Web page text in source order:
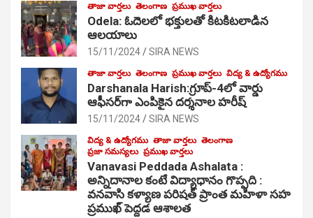
తాజా వార్తలు తెలంగాణ ప్రముఖ వార్తలు
Odela: ఓదెల‌లో భక్తులతో కిటకిటలాడిన
ఆల‌యాలు
15/11/2024 SIRA NEWS
తాజా వార్తలు తెలంగాణ ప్రముఖ వార్తలు విద్య & ఉద్యోగము
Darshanala Harish:గ్రూప్-4లో వార్డు
ఆఫీసర్‌గా ఎంపికైన దర్శనాల హరీష్
15/11/2024 SIRA NEWS
విద్య & ఉద్యోగము తాజా వార్తలు తెలంగాణ
ప్రజా సమస్యలు ప్రముఖ వార్తలు
Vanavasi Peddada Ashalata :
అన్నిదానాల కంటే విద్యాధానం గొప్పది :
వనవాసి కళ్యాణ పరిషత్ ప్రాంత మహిళా సహ
ప్రముఖ్ పెద్దడ ఆశాలత